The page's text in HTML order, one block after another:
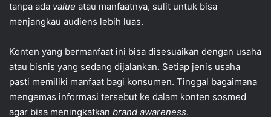
tanpa ada value atau manfaatnya, sulit untuk bisa
menjangkau audiens lebih luas.
Konten yang bermanfaat ini bisa disesuaikan dengan usaha
atau bisnis yang sedang dijalankan. Setiap jenis usaha
pasti memiliki manfaat bagi konsumen. Tinggal bagaimana
mengemas informasi tersebut ke dalam konten sosmed
agar bisa meningkatkan brand awareness.